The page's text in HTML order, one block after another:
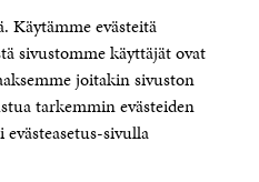
Käytämme evästeitä
sivustomme käyttäjät ovat
joitakin sivuston
tarkemmin evästeiden
sivulla
Sitra
sitra@sitra.fi